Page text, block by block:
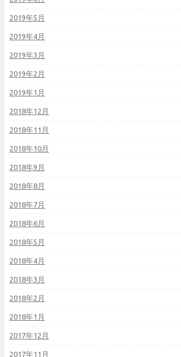
2019年5月
2019年4月
2019年3月
2019年2月
2019年1月
2018年12月
2018年11月
2018年10月
2018年9月
2018年8月
2018年7月
2018年6月
2018年5月
2018年4月
2018年3月
2018年2月
2018年1月
2017年12月
2017年11月